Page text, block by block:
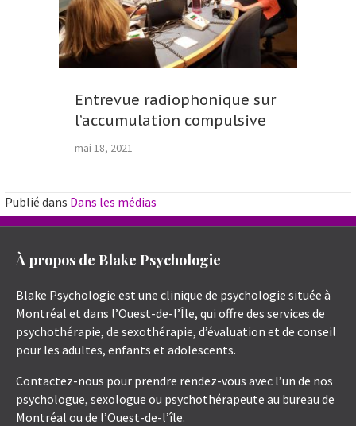
Entrevue radiophonique sur
l’accumulation compulsive
mai 18, 2021
Publié dans Dans les médias
À propos de Blake Psychologie
Blake Psychologie est une clinique de psychologie située à
Montréal et dans l’Ouest-de-l’Île, qui offre des services de
psychothérapie, de sexothérapie, d’évaluation et de conseil
pour les adultes, enfants et adolescents.
Contactez-nous pour prendre rendez-vous avec l’un de nos
psychologue, sexologue ou psychothérapeute au bureau de
Montréal ou de l’Ouest-de-l’île.